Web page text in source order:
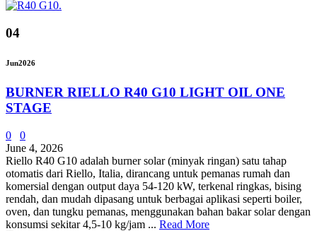
04
Jun2026
BURNER RIELLO R40 G10 LIGHT OIL ONE
STAGE
0
0
June 4, 2026
Riello R40 G10 adalah burner solar (minyak ringan) satu tahap
otomatis dari Riello, Italia, dirancang untuk pemanas rumah dan
komersial dengan output daya 54-120 kW, terkenal ringkas, bising
rendah, dan mudah dipasang untuk berbagai aplikasi seperti boiler,
oven, dan tungku pemanas, menggunakan bahan bakar solar dengan
konsumsi sekitar 4,5-10 kg/jam ... Read More